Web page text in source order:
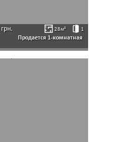
грн. 28м² 1
Продается 1-комнатная